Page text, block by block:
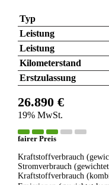
Typ
Leistung
Leistung
Kilometerstand
Erstzulassung
26.890 €
19% MwSt.
fairer Preis
Kraftstoffverbrauch
Stromverbrauch
Kraftstoffverbrauch